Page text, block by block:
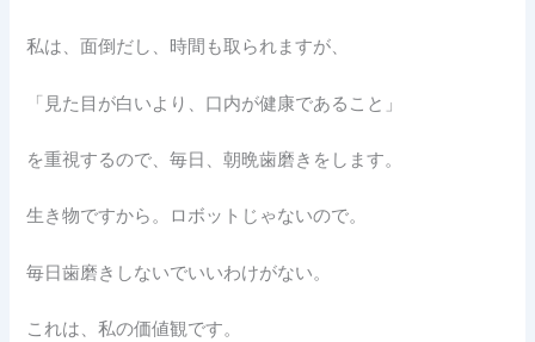
私は、面倒だし、時間も取られますが、
「見た目が白いより、口内が健康であること」
を重視するので、毎日、朝晩歯磨きをします。
生き物ですから。ロボットじゃないので。
毎日歯磨きしないでいいわけがない。
これは、私の価値観です。